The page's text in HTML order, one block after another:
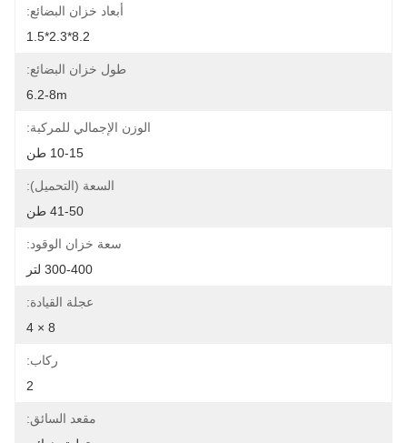
أبعاد خزان البضائع:
8.2*2.3*1.5
طول خزان البضائع:
6.2-8m
الوزن الإجمالي للمركبة:
10-15 طن
السعة (التحميل):
41-50 طن
سعة خزان الوقود:
300-400 لتر
عجلة القيادة:
8 × 4
ركاب:
2
مقعد السائق: